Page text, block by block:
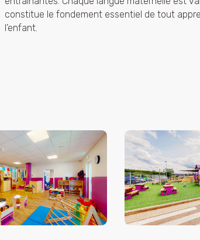
constitue le fondement essentiel de tout
l’enfant.